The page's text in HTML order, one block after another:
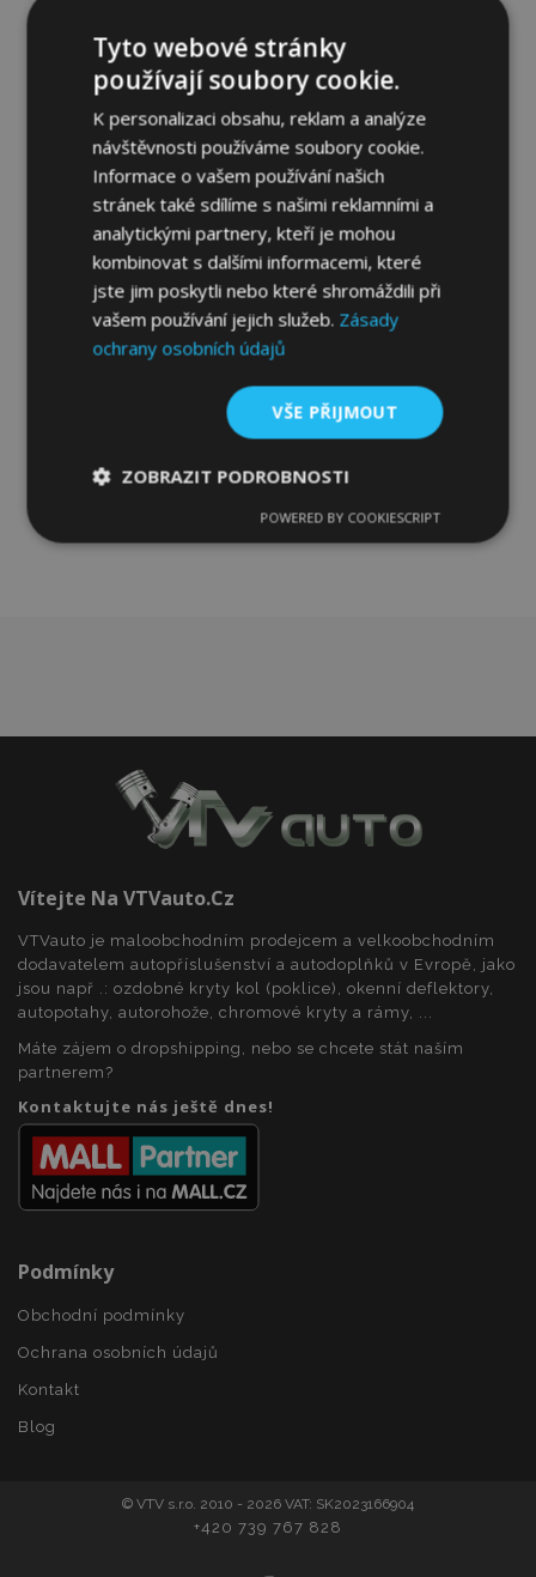
3D Gumové autokoberce No.77 pro
MITSUBISHI SPACE STAR 2013-up (4 ks)
1 179,00 Kč
Přidat
oblíbeným
Vítejte Na VTVauto.cz
VTVauto je maloobchodním prodejcem a velkoobchodním
dodavatelem autopříslušenství a autodoplňků v Evropě, jako
jsou např .: ozdobné kryty kol (poklice), okenní deflektory,
autopotahy, autorohože, chromové kryty a rámy, ...
Máte zájem o dropshipping, nebo se chcete stát naším
partnerem?
Kontaktujte nás ještě dnes!
Podmínky
Obchodní podmínky
Ochrana osobních údajů
Kontakt
Blog
© VTV s.r.o. 2010 - 2026 VAT: SK2023166904
+420 739 767 828
Tyto webové stránky
používají soubory cookie.
K personalizaci obsahu, reklam a analýze
návštěvnosti používáme soubory cookie.
Informace o vašem používání našich
stránek také sdílíme s našimi reklamními a
analytickými partnery, kteří je mohou
kombinovat s dalšími informacemi, které
jste jim poskytli nebo které shromáždili při
vašem používání jejich služeb. Zásady
ochrany osobních údajů
VŠE PŘIJMOUT
ZOBRAZIT PODROBNOSTI
nutné
Výkonové
soubory
Soubory
cílení
Nezbytně nutné soubory
Výkonové soubory
Nezbytně nutné soubory cookie umožňují základní
uživatele a správa účtu. Webové stránky nelze bez
nezbytně nutných souborů cookie správně
používat.
Poskytovatel
mage-messages
POWERED BY COOKIESCRIPT